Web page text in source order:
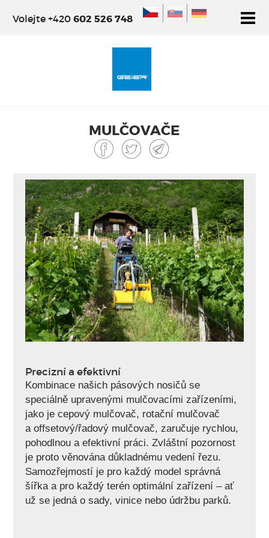
MULČOVAČE
Precizní a efektivní
Kombinace našich pásových nosičů se
speciálně upravenými mulčovacími zařízeními,
jako je cepový mulčovač, rotační mulčovač
a offsetový/řadový mulčovač, zaručuje rychlou,
pohodlnou a efektivní práci. Zvláštní pozornost
je proto věnována důkladnému vedení řezu.
Samozřejmostí je pro každý model správná
šířka a pro každý terén optimální zařízení – ať
už se jedná o sady, vinice nebo údržbu parků.
Volejte +420602 526 748